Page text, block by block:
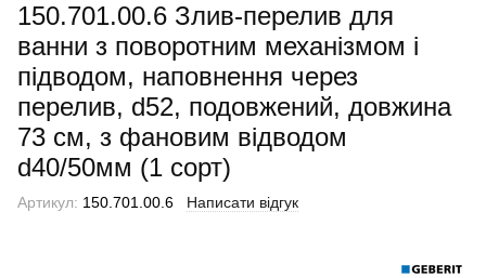
150.701.00.6 Злив-перелив для
ванни з поворотним механізмом і
підводом, наповнення через
перелив, d52, подовжений, довжина
73 см, з фановим відводом
d40/50мм (1 сорт)
Артикул: 150.701.00.6 Написати відгук